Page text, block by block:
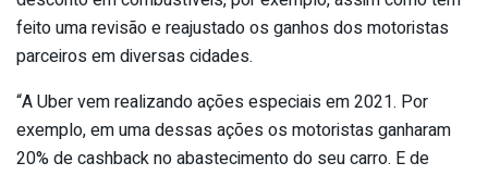
feito uma revisão e reajustado os ganhos dos motoristas
parceiros em diversas cidades.
“A Uber vem realizando ações especiais em 2021. Por
exemplo, em uma dessas ações os motoristas ganharam
20% de cashback no abastecimento do seu carro. E de